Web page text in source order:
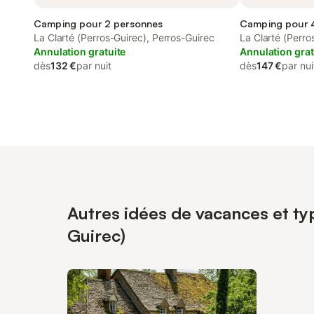
Camping pour 2 personnes
La Clarté (Perros-Guirec), Perros-Guirec
Annulation gratuite
dès132 €par nuit
Camping pour
La Clarté
Annulation
dès147 €par
Autres idées de vacances et
Guirec)